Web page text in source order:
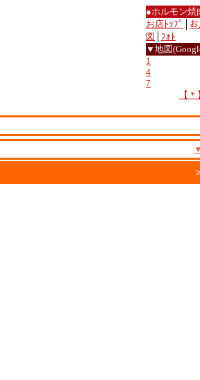
●ホルモン
お店ﾄｯﾌﾟ
図
ﾌｫﾄ
▼地図
1
4
7
【